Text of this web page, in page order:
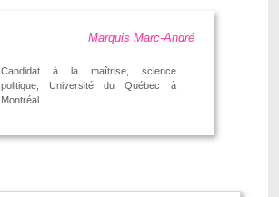
Marquis Marc-André
Candidat à la maîtrise, science
politique, Université du Québec à
Montréal.